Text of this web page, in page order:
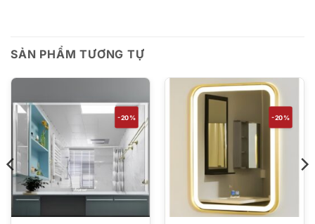
SẢN PHẨM TƯƠNG TỰ
-20% -20%